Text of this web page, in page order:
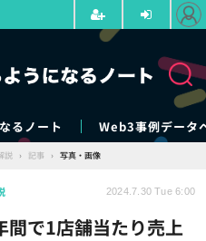
るノート Web3事例データ
説 › 記事 › 写真・画像
間で1店舗当たり売上
2024.7.30 Tue 6:00